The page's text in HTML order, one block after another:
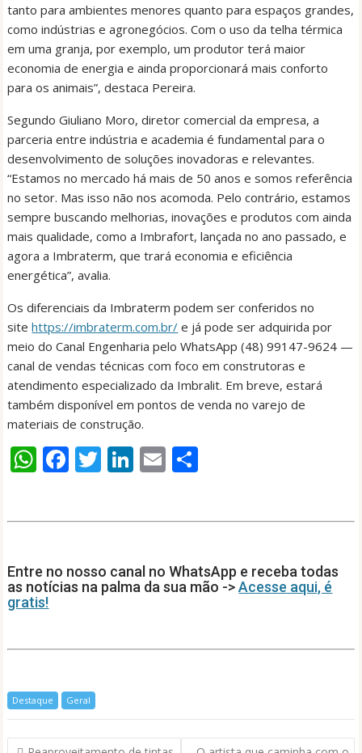
tanto para ambientes menores quanto para espaços grandes,
como indústrias e agronegócios. Com o uso da telha térmica
em uma granja, por exemplo, um produtor terá maior
economia de energia e ainda proporcionará mais conforto
para os animais”, destaca Pereira.
Segundo Giuliano Moro, diretor comercial da empresa, a
parceria entre indústria e academia é fundamental para o
desenvolvimento de soluções inovadoras e relevantes.
“Estamos no mercado há mais de 50 anos e somos referência
no setor. Mas isso não nos acomoda. Pelo contrário, estamos
sempre buscando melhorias, inovações e produtos com ainda
mais qualidade, como a Imbrafort, lançada no ano passado, e
agora a Imbraterm, que trará economia e eficiência
energética”, avalia.
Os diferenciais da Imbraterm podem ser conferidos no
sitehttps://imbraterm.com.br/ e já pode ser adquirida por
meio do Canal Engenharia pelo WhatsApp (48) 99147-9624 —
canal de vendas técnicas com foco em construtoras e
atendimento especializado da Imbralit. Em breve, estará
também disponível em pontos de venda no varejo de
materiais de construção.
W
A
p
p
F
o
o
T Li
dI
n
E
Entre no nosso canal no WhatsApp e receba todas
as notícias na palma da sua mão ->Acesse aqui, é
gratis!
Destaque Geral
Navegação